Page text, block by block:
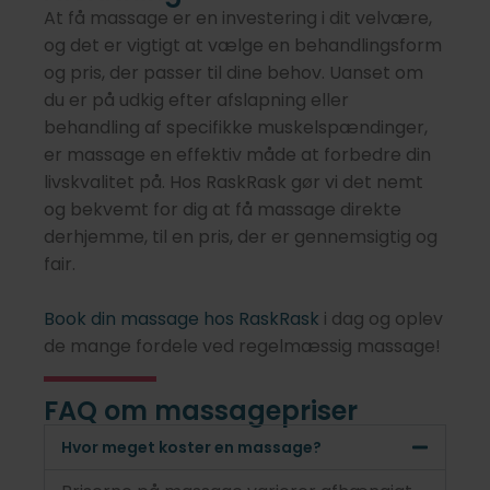
At få massage er en investering i dit velvære,
og det er vigtigt at vælge en behandlingsform
og pris, der passer til dine behov. Uanset om
du er på udkig efter afslapning eller
behandling af specifikke muskelspændinger,
er massage en effektiv måde at forbedre din
livskvalitet på. Hos RaskRask gør vi det nemt
og bekvemt for dig at få massage direkte
derhjemme, til en pris, der er gennemsigtig og
fair.
Book din massage hos RaskRask i dag og oplev
de mange fordele ved regelmæssig massage!
FAQ om massagepriser
Hvor meget koster en massage?